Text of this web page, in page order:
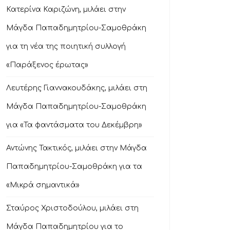
Κατερίνα Καριζώνη, μιλάει στην
Μάγδα Παπαδημητρίου-Σαμοθράκη
για τη νέα της ποιητική συλλογή
«Παράξενος έρωτας»
Λευτέρης Γιαννακουδάκης, μιλάει στη
Μάγδα Παπαδημητρίου-Σαμοθράκη
για «Τα φαντάσματα του Δεκέμβρη»
Αντώνης Τακτικός, μιλάει στην Μάγδα
Παπαδημητρίου-Σαμοθράκη για τα
«Μικρά σημαντικά»
Σταύρος Χριστοδούλου, μιλάει στη
Μάγδα Παπαδημητρίου για το